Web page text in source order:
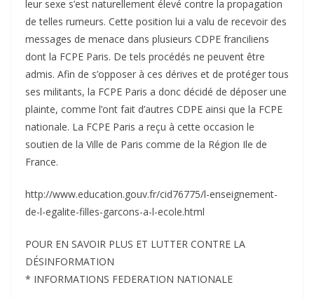
leur sexe s’est naturellement élevé contre la propagation
de telles rumeurs. Cette position lui a valu de recevoir des
messages de menace dans plusieurs CDPE franciliens
dont la FCPE Paris. De tels procédés ne peuvent être
admis. Afin de s’opposer à ces dérives et de protéger tous
ses militants, la FCPE Paris a donc décidé de déposer une
plainte, comme l’ont fait d’autres CDPE ainsi que la FCPE
nationale. La FCPE Paris a reçu à cette occasion le
soutien de la Ville de Paris comme de la Région Ile de
France.
http://www.education.gouv.fr/cid76775/l-enseignement-
de-l-egalite-filles-garcons-a-l-ecole.html
POUR EN SAVOIR PLUS ET LUTTER CONTRE LA
DÉSINFORMATION
* INFORMATIONS FEDERATION NATIONALE